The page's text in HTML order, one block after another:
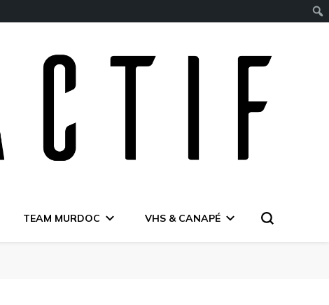
TEAM MURDOC VHS & CANAPÉ